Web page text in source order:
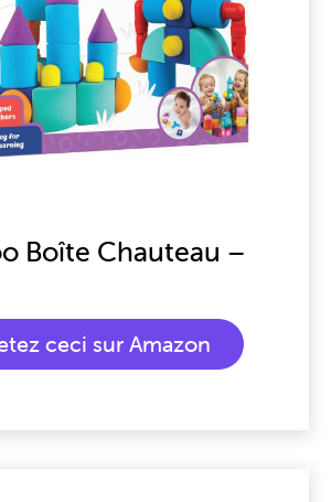
Boîte Chauteau –
ceci sur Amazon